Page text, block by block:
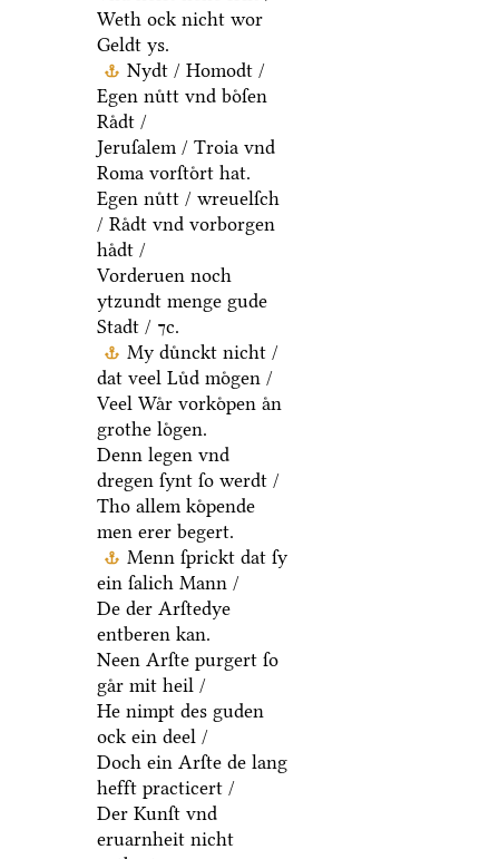
Weth ock nicht wor
Geldt ys.
Nydt / Homodt /
Egen nuͤtt vnd boͤſen
Raͤdt /
Jeruſalem / Troia vnd
Roma vorſtoͤrt hat.
Egen nuͤtt / wreuelſch
/ Raͤdt vnd vorborgen
haͤdt /
Vorderuen noch
ytzundt menge gude
Stadt / ⁊c.
My duͤnckt nicht /
dat veel Luͤd moͤgen /
Veel Waͤr vorkoͤpen aͤn
grothe loͤgen.
Denn legen vnd
dregen ſynt ſo werdt /
Tho allem koͤpende
men erer begert.
Menn ſprickt dat ſy
ein ſalich Mann /
De der Arſtedye
entberen kan.
Neen Arſte purgert ſo
gaͤr mit heil /
He nimpt des guden
ock ein deel /
Doch ein Arſte de lang
hefft practicert /
Der Kunſt vnd
eruarnheit nicht